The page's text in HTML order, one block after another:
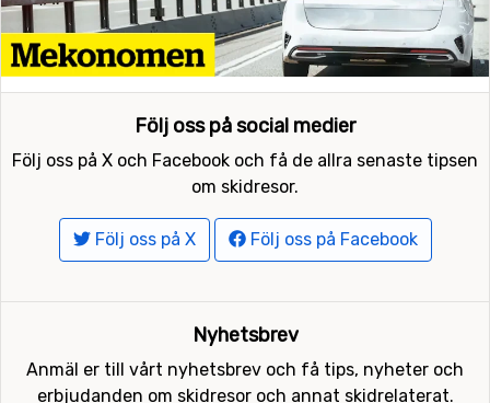
Följ oss på social medier
Följ oss på X och Facebook och få de allra senaste tipsen
om skidresor.
Följ oss på X Följ oss på Facebook
Nyhetsbrev
Anmäl er till vårt nyhetsbrev och få tips, nyheter och
erbjudanden om skidresor och annat skidrelaterat.